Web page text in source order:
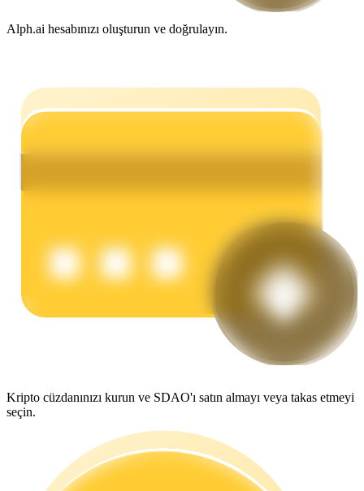
Kazan
Alph.ai hesabınızı oluşturun ve doğrulayın.
Kripto cüzdanınızı kurun ve SDAO'ı satın almayı veya takas etmeyi
seçin.